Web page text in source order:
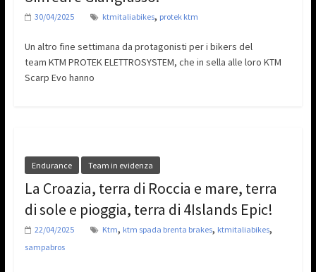
30/04/2025 ktmitaliabikes, protek ktm
Un altro fine settimana da protagonisti per i bikers del
team KTM PROTEK ELETTROSYSTEM, che in sella alle loro KTM
Scarp Evo hanno
Endurance Team in evidenza
La Croazia, terra di Roccia e mare, terra
di sole e pioggia, terra di 4Islands Epic!
22/04/2025 Ktm, ktm spada brenta brakes, ktmitaliabikes,
sampabros